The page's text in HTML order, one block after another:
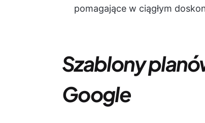
pomagające w ciągłym
Szablony
Google